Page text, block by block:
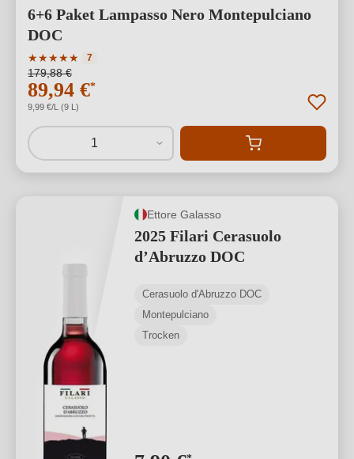
6+6 Paket Lampasso Nero Montepulciano
DOC
★★★★★
Durchschnittliche Bewertung von 5 von 5 Sternen
7
179,88 €
89,94 €*
9,99 €/L (9 L)
1
Ettore Galasso
2025 Filari Cerasuolo
d’Abruzzo DOC
Cerasuolo d'Abruzzo DOC
Montepulciano
Trocken